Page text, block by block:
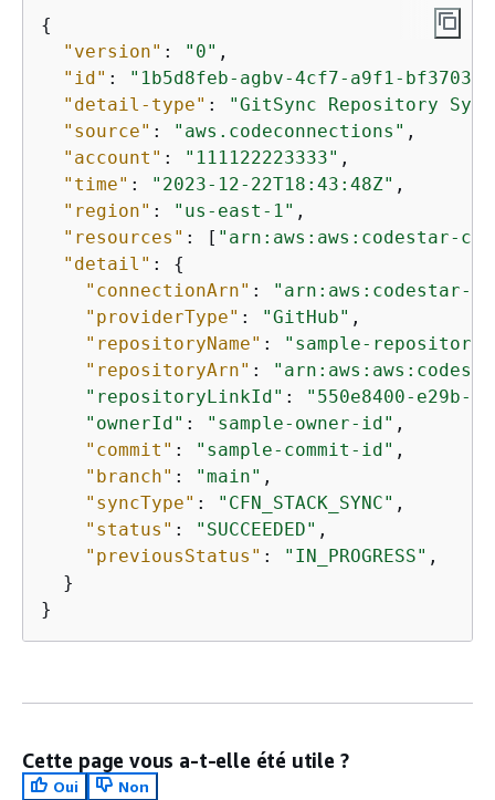
{
"version" : "0" ,
"id" :
"1b5d8feb-agbv-4cf7-a9f1-
"detail-type" :
"GitSync Repository
"source" : "aws.codeconnections" ,
"account" : "111122223333" ,
"time" : "2023-12-22T18:43:48Z" ,
"region" : "us-east-1" ,
"resources" : [ "arn:aws:aws:codestar-
"detail" : {
"connectionArn" :
"arn:aws:codestar-
"providerType" : "GitHub" ,
"repositoryName" :
"sample-repository-
"repositoryArn" :
"repositoryLinkId" :
"550e8400-e29b-
"ownerId" : "sample-owner-id" ,
"commit" : "sample-commit-id" ,
"branch" : "main" ,
"syncType" : "CFN_STACK_SYNC" ,
"status" : "SUCCEEDED" ,
"previousStatus" : "IN_PROGRESS" ,
  }
}
Cette page vous a-t-elle été utile ?
Oui
Non